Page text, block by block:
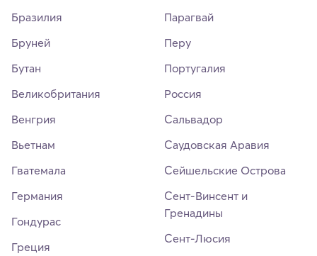
Бразилия
Бруней
Бутан
Великобритания
Венгрия
Вьетнам
Гватемала
Германия
Гондурас
Греция
Парагвай
Перу
Португалия
Россия
Сальвадор
Саудовская Аравия
Сейшельские Острова
Сент-Винсент и
Гренадины
Сент-Люсия